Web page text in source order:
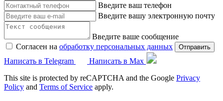
Введите ваш телефон
Введите вашу электронную почту
Введите ваше сообщение
Согласен на обработку персональных данных Отправить
Написать в Telegram
Написать в Max
This site is protected by reCAPTCHA and the Google Privacy
Policy and Terms of Service apply.